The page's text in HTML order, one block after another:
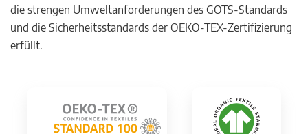
die strengen Umweltanforderungen des GOTS-Standards
und die Sicherheitsstandards der OEKO-TEX-Zertifizierung
erfüllt.